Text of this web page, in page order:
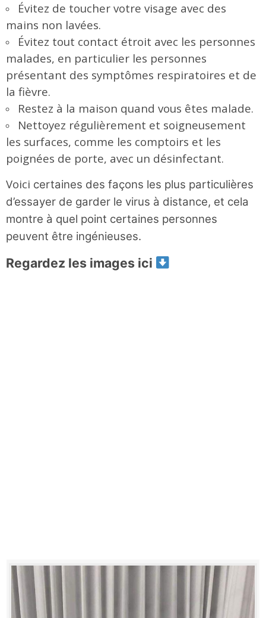
Évitez de toucher votre visage avec des
mains non lavées.
Évitez tout contact étroit avec les personnes
malades, en particulier les personnes
présentant des symptômes respiratoires et de
la fièvre.
Restez à la maison quand vous êtes malade.
Nettoyez régulièrement et soigneusement
les surfaces, comme les comptoirs et les
poignées de porte, avec un désinfectant.
Voici certaines des façons les plus particulières
d’essayer de garder le virus à distance, et cela
montre à quel point certaines personnes
peuvent être ingénieuses.
Regardez les images ici